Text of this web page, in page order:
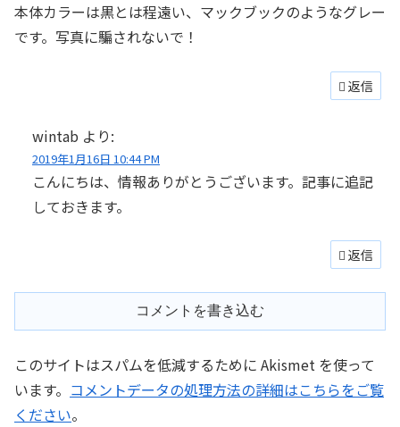
本体カラーは黒とは程遠い、マックブックのようなグレー
です。写真に騙されないで！
返信
wintab より:
2019年1月16日 10:44 PM
こんにちは、情報ありがとうございます。記事に追記
しておきます。
返信
コメントを書き込む
このサイトはスパムを低減するために Akismet を使って
います。 コメントデータの処理方法の詳細はこちらをご覧
ください。